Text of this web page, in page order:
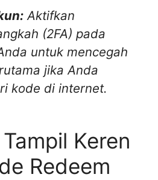
Aktifkan
(2FA) pada
untuk mencegah
jika Anda
kode di internet.
Keren
Redeem